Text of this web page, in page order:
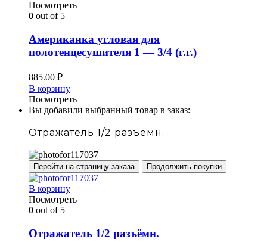
Посмотреть
0 out of 5
Американка угловая для
полотенцесушителя 1 — 3/4 (г.г.)
885.00 ₽
В корзину
Посмотреть
Вы добавили выбранный товар в заказ:
Отражатель 1/2 разъёмн.
Перейти на страницу заказа Продолжить покупки
В корзину
Посмотреть
0 out of 5
Отражатель 1/2 разъёмн.